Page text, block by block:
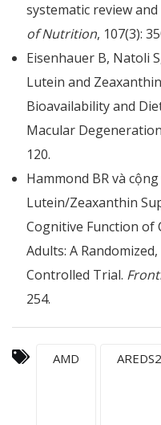
systematic review
of Nutrition, 107(3):
Eisenhauer B, Natoli
Lutein and
Bioavailability and
Macular
120.
Hammond BR và
Lutein/Zeaxanthin
Cognitive Function of
Adults: A
Controlled Trial.
254.
AMD AREDS2